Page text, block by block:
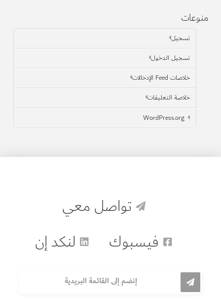
منوعات
تسجيل
تسجيل الدخول
خلاصات Feed الإدخالات
خلاصة التعليقات
WordPress.org
تواصل معي
فيسبوك
لنكد إن
إنضم إلى القائمة البريدية